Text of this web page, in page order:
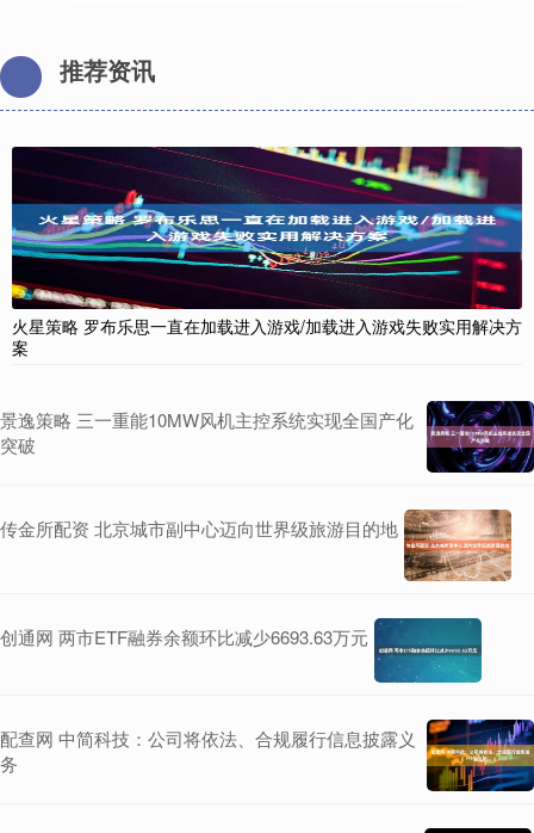
推荐资讯
火星策略 罗布乐思一直在加载进入游戏/加载进入游戏失败实用解决方
案
景逸策略 三一重能10MW风机主控系统实现全国产化
突破
传金所配资 北京城市副中心迈向世界级旅游目的地
创通网 两市ETF融券余额环比减少6693.63万元
配查网 中简科技：公司将依法、合规履行信息披露义
务